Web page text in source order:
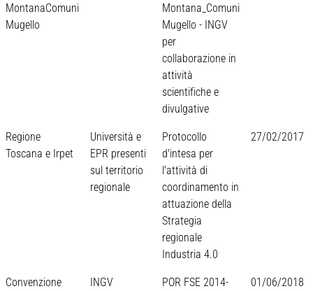
MontanaComuni
Mugello
Montana_Comuni
Mugello - INGV
per
collaborazione in
attività
scientifiche e
divulgative
Regione
Toscana e Irpet
Università e
EPR presenti
sul territorio
regionale
Protocollo
d'intesa per
l'attività di
coordinamento in
attuazione della
Strategia
regionale
Industria 4.0
27/02/2017
Convenzione
INGV
POR FSE 2014-
01/06/2018